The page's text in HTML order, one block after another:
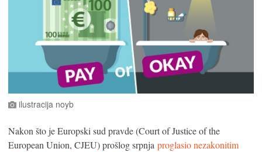
ilustracija noyb
Nakon što je Europski sud pravde (Court of Justice of the
European Union, CJEU) prošlog srpnja proglasio nezakonitim